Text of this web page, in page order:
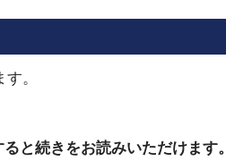
。
と続きをお読みいただけます。